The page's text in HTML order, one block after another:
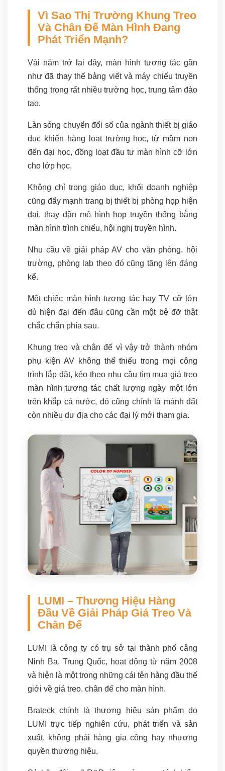
Vì Sao Thị Trường Khung Treo
Và Chân Đế Màn Hình Đang
Phát Triển Mạnh?
Vài năm trở lại đây, màn hình tương tác gần
như đã thay thế bảng viết và máy chiếu truyền
thống trong rất nhiều trường học, trung tâm đào
tạo.
Làn sóng chuyển đổi số của ngành thiết bị giáo
dục khiến hàng loạt trường học, từ mầm non
đến đại học, đồng loạt đầu tư màn hình cỡ lớn
cho lớp học.
Không chỉ trong giáo dục, khối doanh nghiệp
cũng đẩy mạnh trang bị thiết bị phòng họp hiện
đại, thay dần mô hình họp truyền thống bằng
màn hình trình chiếu, hội nghị truyền hình.
Nhu cầu về giải pháp AV cho văn phòng, hội
trường, phòng lab theo đó cũng tăng lên đáng
kể.
Một chiếc màn hình tương tác hay TV cỡ lớn
dù hiện đại đến đâu cũng cần một bệ đỡ thật
chắc chắn phía sau.
Khung treo và chân đế vì vậy trở thành nhóm
phụ kiện AV không thể thiếu trong mọi công
trình lắp đặt, kéo theo nhu cầu tìm mua giá treo
màn hình tương tác chất lượng ngày một lớn
trên khắp cả nước, đó cũng chính là mảnh đất
còn nhiều dư địa cho các đại lý mới tham gia.
LUMI – Thương Hiệu Hàng
Đầu Về Giải Pháp Giá Treo Và
Chân Đế
LUMI là công ty có trụ sở tại thành phố cảng
Ninh Ba, Trung Quốc, hoạt động từ năm 2008
và hiện là một trong những cái tên hàng đầu thế
giới về giá treo, chân đế cho màn hình.
Brateck chính là thương hiệu sản phẩm do
LUMI trực tiếp nghiên cứu, phát triển và sản
xuất, không phải hàng gia công hay nhượng
quyền thương hiệu.